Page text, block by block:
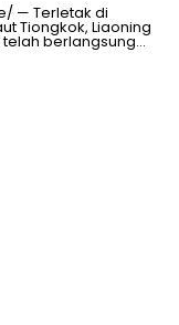
— Terletak di
Tiongkok, Liaoning
berlangsung…